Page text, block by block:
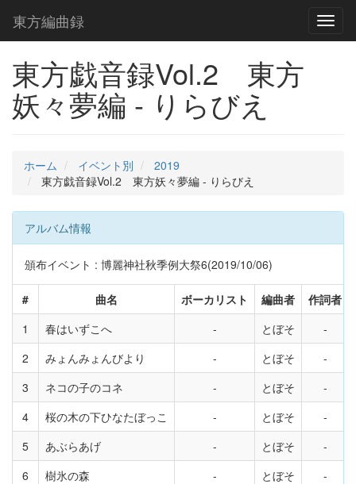
東方編曲録
東方戯音録Vol.2 東方
妖々夢編 - りらびえ
ホーム イベント別
2019
東方戯音録Vol.2 東方妖々夢編 - りらびえ
アルバム情報
頒布イベント : 博麗神社秋季例大祭6(2019/10/06)
# 曲名 ボーカリスト 編曲者
作詞者
1
春はいずこへ とぼそ
2
みょんみょんびより とぼそ
3
ネコの子のコネ とぼそ
4
桜の木の下ひなたぼっこ とぼそ
5
あぶらあげ とぼそ
6
樹氷の森 とぼそ